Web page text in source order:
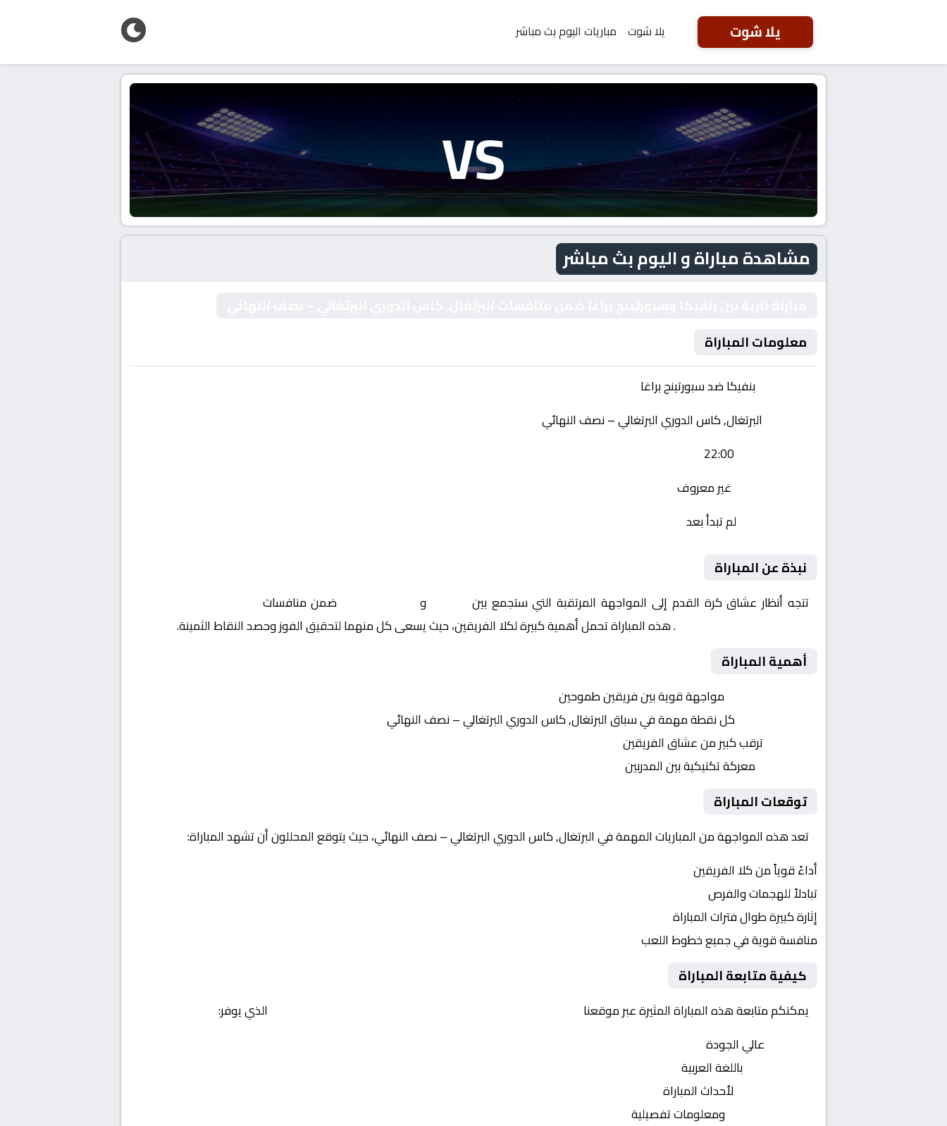
يلا شوت يلا شوت مباريات اليوم بث مباشر
VS
مشاهدة مباراة و اليوم بث مباشر
معلومات المباراة
بنفيكا ضد سبورتينج براغا
البرتغال, كاس الدوري البرتغالي – نصف النهائي
غير معروف
لم تبدأ بعد
نبذة عن المباراة
تتجه أنظار عشاق كرة القدم إلى المواجهة المرتقبة التي ستجمع بين وسبورتينج براغا ضمن منافسات
. هذه المباراة تحمل أهمية كبيرة لكلا الفريقين، حيث يسعى كل منهما لتحقيق الفوز وحصد النقاط الثمينة.
أهمية المباراة
مواجهة قوية بين فريقين طموحين
كل نقطة مهمة في سباق البرتغال, كاس الدوري البرتغالي – نصف النهائي
ترقب كبير من عشاق الفريقين
معركة تكتيكية بين المدربين
توقعات المباراة
تعد هذه المواجهة من المباريات المهمة في البرتغال, كاس الدوري البرتغالي – نصف النهائي، حيث يتوقع المحللون أن تشهد المباراة:
أداءً قوياً من كلا الفريقين
تبادلاً للهجمات والفرص
إثارة كبيرة طوال فترات المباراة
منافسة قوية في جميع خطوط اللعب
كيفية متابعة المباراة
يمكنكم متابعة هذه المباراة المثيرة عبر موقعنا
الذي يوفر:
عالي الجودة
باللغة العربية
لأحداث المباراة
ومعلومات تفصيلية